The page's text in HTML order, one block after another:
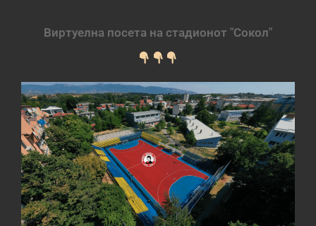
Виртуелна посета на стадионот "Сокол"